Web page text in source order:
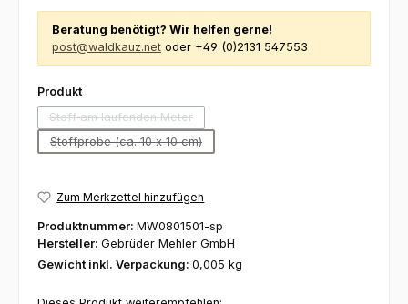
Beratung benötigt? Wir helfen gerne!
post@waldkauz.net oder +49 (0)2131 547553
Produktauswählen
Stoff am laufenden Meter
(Diese Option ist zurzeit nicht verfügbar.)
Stoffprobe (ca. 10 x 10 cm)
(Diese Option ist zurzeit nicht verfügbar.)
Zum Merkzettel hinzufügen
Produktnummer: MW0801501-sp
Hersteller: Gebrüder Mehler GmbH
Gewicht inkl. Verpackung: 0,005 kg